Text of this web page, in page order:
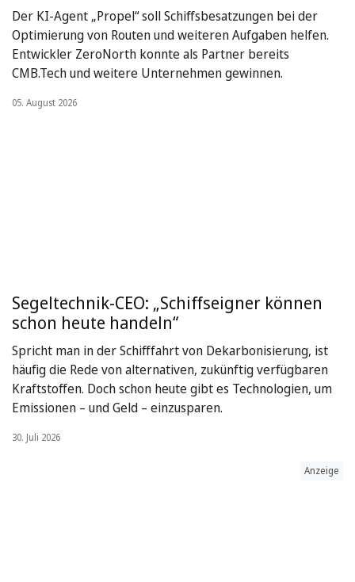
Der KI-Agent „Propel“ soll Schiffsbesatzungen bei der
Optimierung von Routen und weiteren Aufgaben helfen.
Entwickler ZeroNorth konnte als Partner bereits
CMB.Tech und weitere Unternehmen gewinnen.
05. August 2026
Segeltechnik-CEO: „Schiffseigner können
schon heute handeln“
Spricht man in der Schifffahrt von Dekarbonisierung, ist
häufig die Rede von alternativen, zukünftig verfügbaren
Kraftstoffen. Doch schon heute gibt es Technologien, um
Emissionen – und Geld – einzusparen.
30. Juli 2026
Anzeige